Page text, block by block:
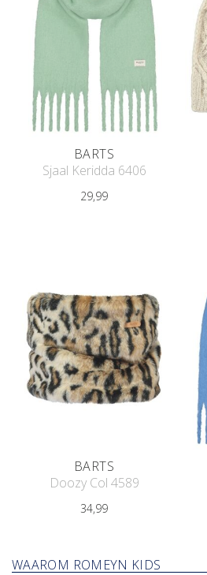
BARTS
Sjaal Keridda 6406
29,99
BARTS
Doozy Col 4589
34,99
WAAROM ROMEYN KIDS